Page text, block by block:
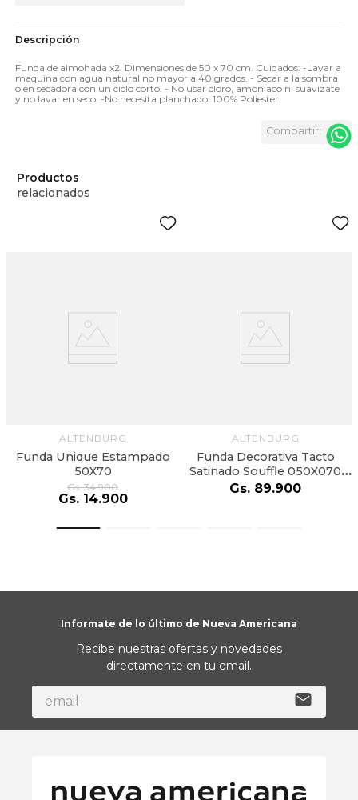
Funda de almohada x2. Dimensiones de 50 x 70 cm. Cuidados: -Lavar a
maquina con agua natural no mayor a 40 grados. - Secar a la sombra
o en secadora con un ciclo corto. - No usar cloro, amoniaco ni suavizate
y no lavar en seco. -No necesita planchado. 100% Poliester.
Productos
relacionados
ALTENBURG
Funda Unique Estampado
50X70
Gs. 34.900
Gs. 14.900
ALTENBURG
Funda Decorativa Tacto
Satinado Souffle 050X070
Cm Cinza Grife
Gs. 89.900
Informate de lo último de Nueva Americana
Recibe nuestras ofertas y novedades
directamente en tu email.